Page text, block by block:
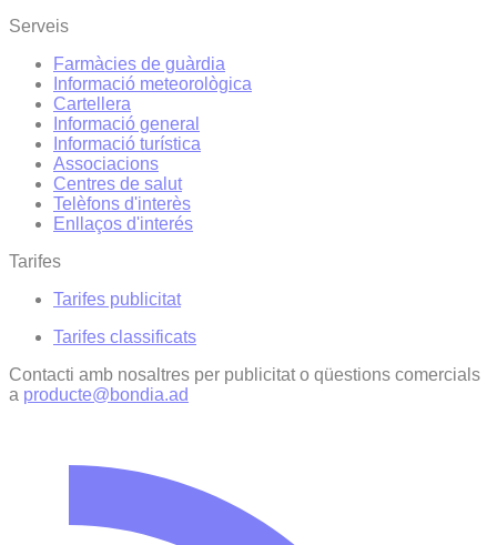
Serveis
Farmàcies de guàrdia
Informació meteorològica
Cartellera
Informació general
Informació turística
Associacions
Centres de salut
Telèfons d'interès
Enllaços d'interés
Tarifes
Tarifes publicitat
Tarifes classificats
Contacti amb nosaltres per publicitat o qüestions comercials
a producte@bondia.ad